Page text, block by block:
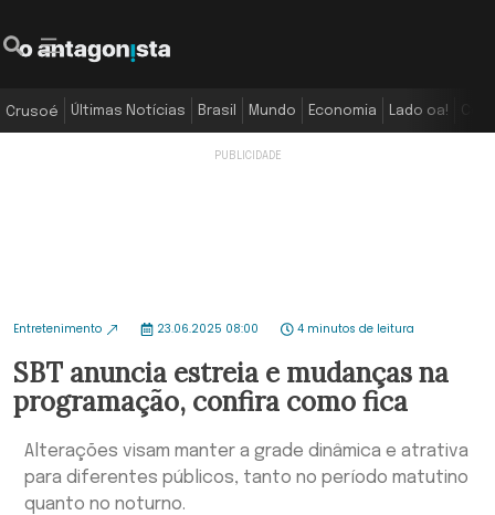
Crusoé Últimas Notícias Brasil Mundo Economia Lado oa!
Entretenimento 23.06.2025 08:00 4 minutos de leitura
SBT anuncia estreia e mudanças na
programação, confira como fica
Alterações visam manter a grade dinâmica e atrativa
para diferentes públicos, tanto no período matutino
quanto no noturno.